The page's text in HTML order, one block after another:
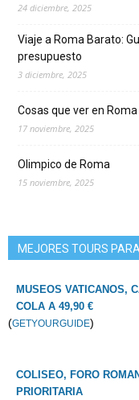
24 diciembre, 2025
Viaje a Roma Barato:
presupuesto
3 diciembre, 2025
Cosas que ver en Roma
17 noviembre, 2025
Olimpico de Roma
15 noviembre, 2025
MEJORES TOURS
MUSEOS VATICANOS,
COLA A 49,90 €
(GETYOURGUIDE)
COLISEO, FORO
PRIORITARIA